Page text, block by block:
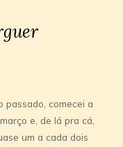
passado, comecei a
e, de lá pra cá,
um a cada dois